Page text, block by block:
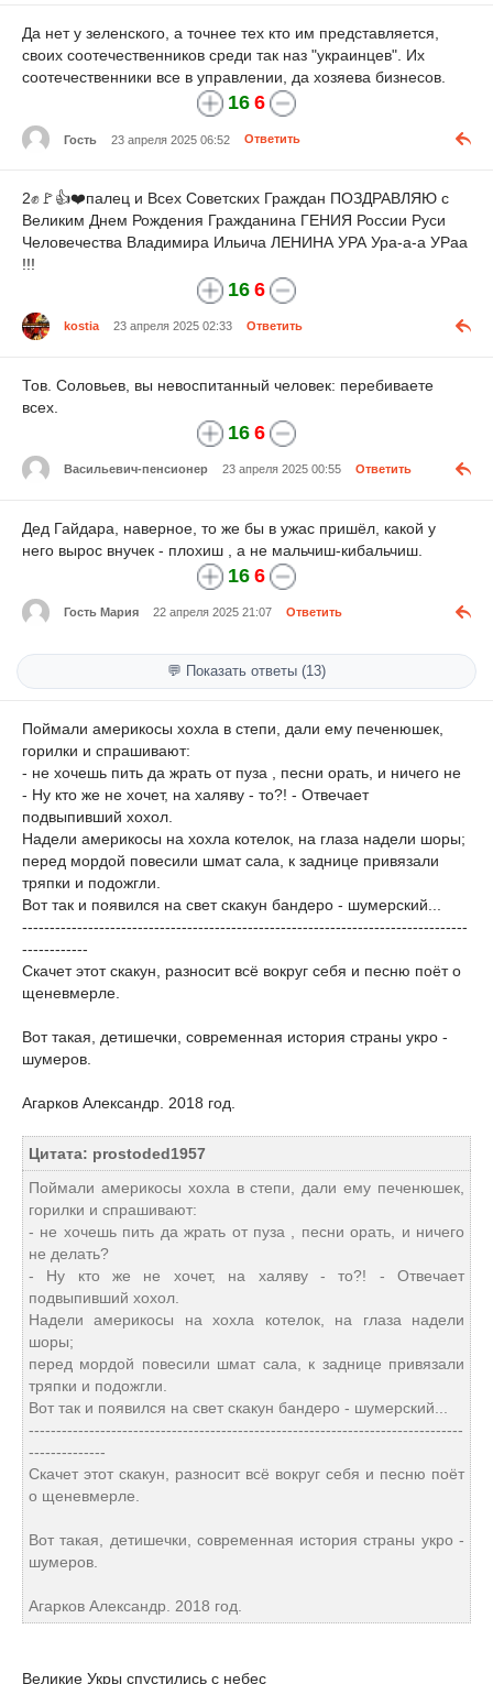
Да нет у зеленского, а точнее тех кто им представляется,
своих соотечественников среди так наз "украинцев". Их
соотечественники все в управлении, да хозяева бизнесов.
16 6
Гость 23 апреля 2025 06:52 Ответить
2✊🚩👍❤️палец и Всех Советских Граждан ПОЗДРАВЛЯЮ с
Великим Днем Рождения Гражданина ГЕНИЯ России Руси
Человечества Владимира Ильича ЛЕНИНА УРА Ура-а-а УРаа
!!!
16 6
kostia 23 апреля 2025 02:33 Ответить
Тов. Соловьев, вы невоспитанный человек: перебиваете
всех.
16 6
Васильевич-пенсионер 23 апреля 2025 00:55 Ответить
Дед Гайдара, наверное, то же бы в ужас пришёл, какой у
него вырос внучек - плохиш , а не мальчиш-кибальчиш.
16 6
Гость Мария 22 апреля 2025 21:07 Ответить
💬 Показать ответы (13)
Поймали америкосы хохла в степи, дали ему печенюшек,
горилки и спрашивают:
- не хочешь пить да жрать от пуза , песни орать, и ничего не
- Ну кто же не хочет, на халяву - то?! - Отвечает
подвыпивший хохол.
Надели америкосы на хохла котелок, на глаза надели шоры;
перед мордой повесили шмат сала, к заднице привязали
тряпки и подожгли.
Вот так и появился на свет скакун бандеро - шумерский...
---------------------------------------------------------------------------------
------------
Скачет этот скакун, разносит всё вокруг себя и песню поёт о
щеневмерле.
Вот такая, детишечки, современная история страны укро -
шумеров.
Агарков Александр. 2018 год.
Цитата: prostoded1957
Поймали америкосы хохла в степи, дали ему печенюшек,
горилки и спрашивают:
- не хочешь пить да жрать от пуза , песни орать, и ничего
не делать?
- Ну кто же не хочет, на халяву - то?! - Отвечает
подвыпивший хохол.
Надели америкосы на хохла котелок, на глаза надели
шоры;
перед мордой повесили шмат сала, к заднице привязали
тряпки и подожгли.
Вот так и появился на свет скакун бандеро - шумерский...
-------------------------------------------------------------------------------
--------------
Скачет этот скакун, разносит всё вокруг себя и песню поёт
о щеневмерле.
Вот такая, детишечки, современная история страны укро -
шумеров.
Агарков Александр. 2018 год.
Великие Укры спустились с небес